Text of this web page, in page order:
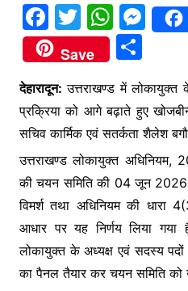
F
a
c
e
b
o
o
k
T
w
itt
er
W
h
at
s
A
p
p
M
e
s
e
n
g
er
Save
S
ar
e
देहारादून: उत्तराखण्ड में
प्रक्रिया को आगे बढ़ाते हुए
सचिव कार्मिक एवं सतर्कता शैलेश
उत्तराखण्ड लोकायुक्त
की चयन समिति की 04 जून
विमर्श तथा अधिनियम की धारा
आधार पर यह निर्णय लिया गया
लोकायुक्त के अध्यक्ष एवं सदस्य
का पैनल तैयार कर चयन समिति को